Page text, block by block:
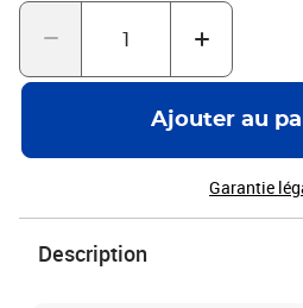
Ajouter au
Garantie
Description